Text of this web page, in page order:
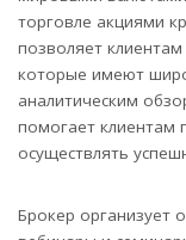
торговле акциями
позволяет
которые имеют
аналитическим
помогает
осуществлять
Брокер организует